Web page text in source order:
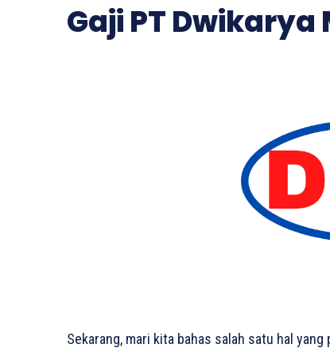
Gaji PT
Sekarang, mari kita bahas salah satu hal